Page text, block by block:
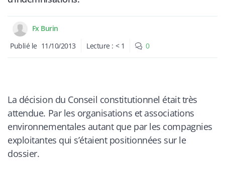
Fx Burin
Publié le 11/10/2013 Lecture : < 1 0
La décision du Conseil constitutionnel était très
attendue. Par les organisations et associations
environnementales autant que par les compagnies
exploitantes qui s’étaient positionnées sur le
dossier.